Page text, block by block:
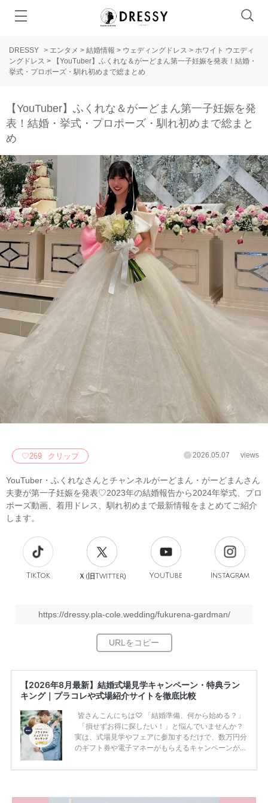
DRESSY > エンタメ > 結婚情報 > ウェディングドレス > ホワイト ウエディ
ングドレス >
【YouTuber】ふくれな＆がーどまん第一子妊娠を発表！結婚・
挙式・プロポーズ・馴れ初めまで総まとめ
【YouTuber】ふくれな＆がーどまん第一子妊娠を発
表！結婚・挙式・プロポーズ・馴れ初めまで総まと
め
♡269 クリップ 2026.05.07 views
YouTuber・ふくれなさんとチャンネルがーどまん・がーどまんさん
夫妻が第一子妊娠を発表♡2023年の結婚報告から2024年挙式、プロ
ポーズ動画、着用ドレス、馴れ初めまで最新情報をまとめてご紹介
します。
TikTok Ｘ(旧Twitter) YouTube Instagram
https://dressy.pla-cole.wedding/fukurena-gardman/
【2026年8月最新】結婚式場見学キャンペーン・特典ラン
キング｜プラコレや式場紹介サイトを徹底比較
皆さんこんにちは♡ 「結婚準備、何から始める？」
「損せずお得に探したい！」と悩んでいませんか？
実は、式場見学やフェアに参加するだけで、数万円分
のギフト券や電子マネーがもらえるキャンペーンがあ
ため、比較せずに選ぶと損をしてしまうことも……。